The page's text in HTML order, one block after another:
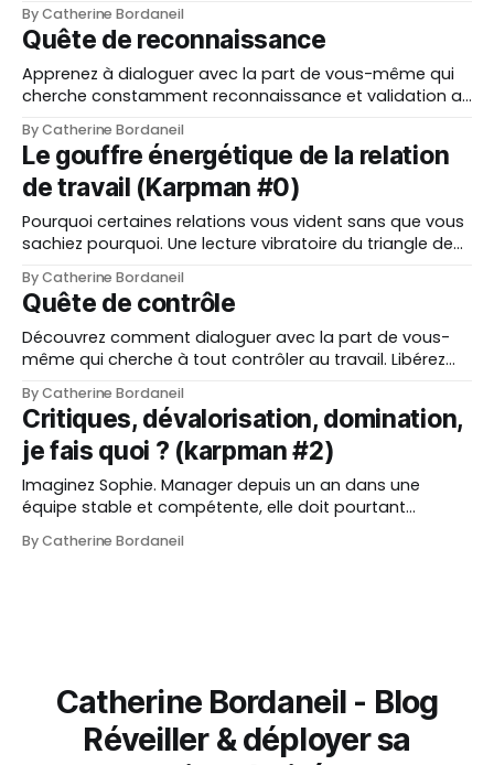
chose de très clair : la manière dont l’on se rapproche
de soi en chemin est plus importante que le résultat. La
façon
By Catherine Bordaneil
Quête de reconnaissance
Apprenez à dialoguer avec la part de vous-même qui
cherche constamment reconnaissance et validation au
retrouver votre énergie intérieure.
By Catherine Bordaneil
Le gouffre énergétique de la relation
de travail (Karpman #0)
Pourquoi certaines relations vous vident sans que vous
sachiez pourquoi. Une lecture vibratoire du triangle de
By Catherine Bordaneil
Quête de contrôle
Découvrez comment dialoguer avec la part de vous-
même qui cherche à tout contrôler au travail. Libérez
By Catherine Bordaneil
Critiques, dévalorisation, domination,
je fais quoi ? (karpman #2)
Imaginez Sophie. Manager depuis un an dans une
équipe stable et compétente, elle doit pourtant
vision, remet en question ses décisions, et parfois
By Catherine Bordaneil
Catherine Bordaneil - Blog
Réveiller & déployer sa